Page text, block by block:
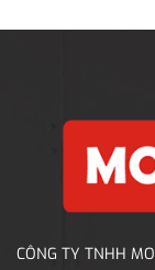
CÔNG TY TNHH